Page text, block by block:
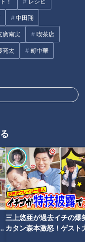
中田翔
廣南実 喫茶店
亮太 町中華
三上悠亜が過去イチの爆
カタン森本激怒！ゲスト
＞
初の砦。1日に分泌さ
れているそうです。
腺「耳下腺（じかせ